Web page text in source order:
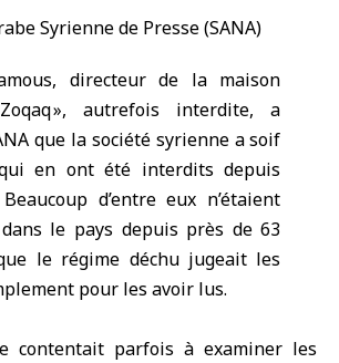
directeur de la maison
Zoqaq », autrefois interdite, a
que la société syrienne a soif
en ont été interdits depuis
d’entre eux n’étaient
le pays depuis près de 63
le régime déchu jugeait les
pour les avoir lus.
contentait parfois à examiner les